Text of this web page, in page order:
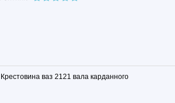
Крестовина ваз 2121 вала карданного